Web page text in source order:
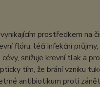
prostředkem na
flóru, léčí infekční
snižuje krevní tlak a
tím, že brání vzniku
antibiotikum proti